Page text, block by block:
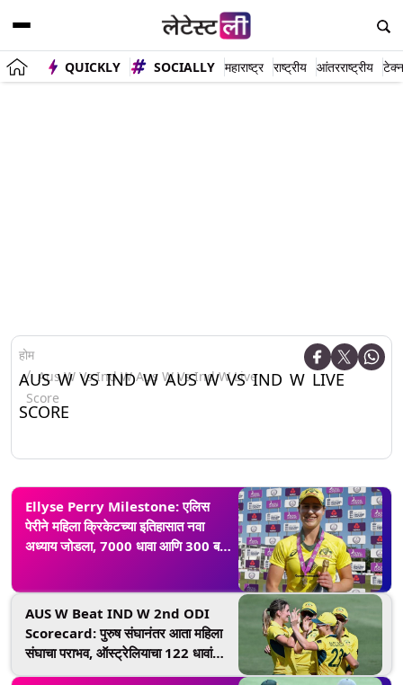
QUICKLY SOCIALLY महाराष्ट्र राष्ट्रीय आंतरराष्ट्रीय
होम
Aus W Vs Ind W Aus W Vs Ind W Live
Score
AUS W VS IND W AUS W VS IND W LIVE
SCORE
Ellyse Perry Milestone: एलिस
पेरीने महिला क्रिकेटच्या इतिहासात नवा
अध्याय जोडला, 7000 धावा आणि 300 बळी
AUS W Beat IND W 2nd ODI
Scorecard: पुरुष संघानंतर आता महिला
संघाचा पराभव, ऑस्ट्रेलियाचा 122 धावांनी